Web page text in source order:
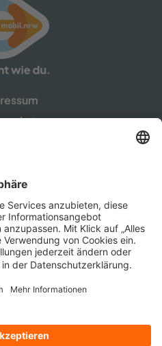
des Mi­
und Ver­kehr NRW
Zweck­ver­bän­de,